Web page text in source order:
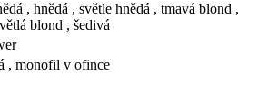
, hnědá , světle hnědá , tmavá blond ,
blond , šedivá
, monofil v ofince